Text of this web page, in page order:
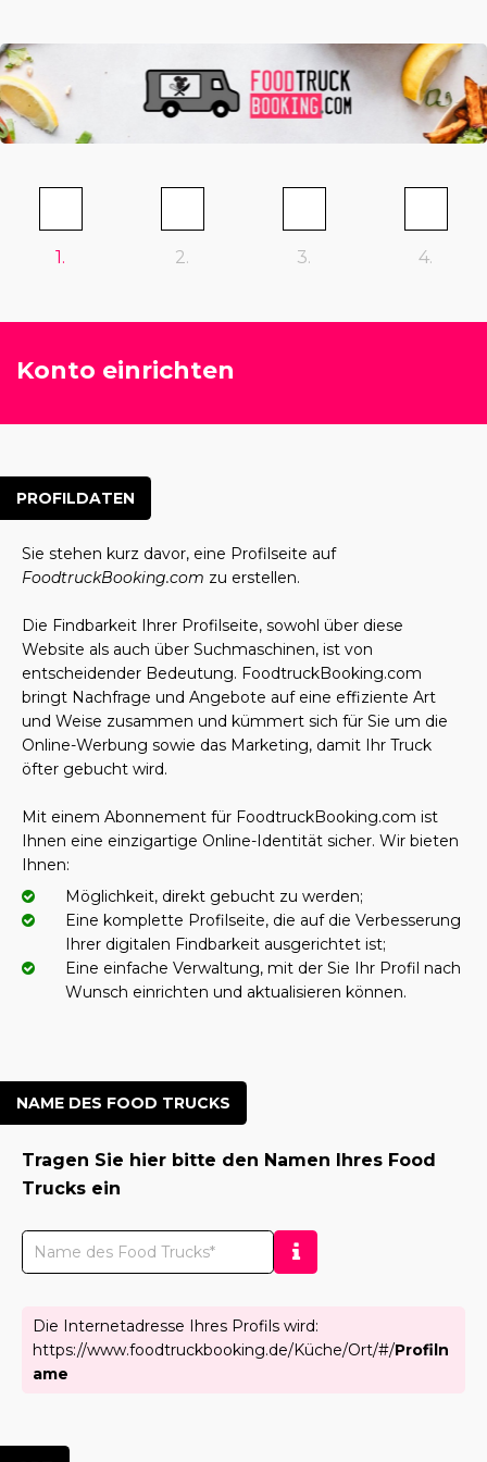
1. 2. 3. 4.
Konto einrichten
PROFILDATEN
Sie stehen kurz davor, eine Profilseite auf
FoodtruckBooking.com zu erstellen.
Die Findbarkeit Ihrer Profilseite, sowohl über diese
Website als auch über Suchmaschinen, ist von
entscheidender Bedeutung. FoodtruckBooking.com
bringt Nachfrage und Angebote auf eine effiziente Art
und Weise zusammen und kümmert sich für Sie um die
Online-Werbung sowie das Marketing, damit Ihr Truck
öfter gebucht wird.
Mit einem Abonnement für FoodtruckBooking.com ist
Ihnen eine einzigartige Online-Identität sicher. Wir bieten
Ihnen:
Möglichkeit, direkt gebucht zu werden;
Eine komplette Profilseite, die auf die Verbesserung
Ihrer digitalen Findbarkeit ausgerichtet ist;
Eine einfache Verwaltung, mit der Sie Ihr Profil nach
Wunsch einrichten und aktualisieren können.
NAME DES FOOD TRUCKS
Tragen Sie hier bitte den Namen Ihres Food
Trucks ein
Die Internetadresse Ihres Profils wird:
https://www.foodtruckbooking.de/Küche/Ort/#/Profiln
ame